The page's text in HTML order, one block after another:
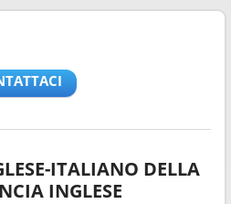
ITALIANO DELLA
INGLESE